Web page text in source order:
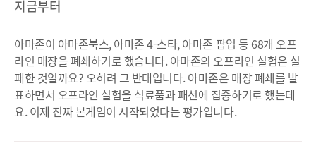
지금부터
아마존이 아마존북스, 아마존 4-스타, 아마존 팝업 등 68개 오프
라인 매장을 폐쇄하기로 했습니다. 아마존의 오프라인 실험은 실
패한 것일까요? 오히려 그 반대입니다. 아마존은 매장 폐쇄를 발
표하면서 오프라인 실험을 식료품과 패션에 집중하기로 했는데
요. 이제 진짜 본게임이 시작되었다는 평가입니다.